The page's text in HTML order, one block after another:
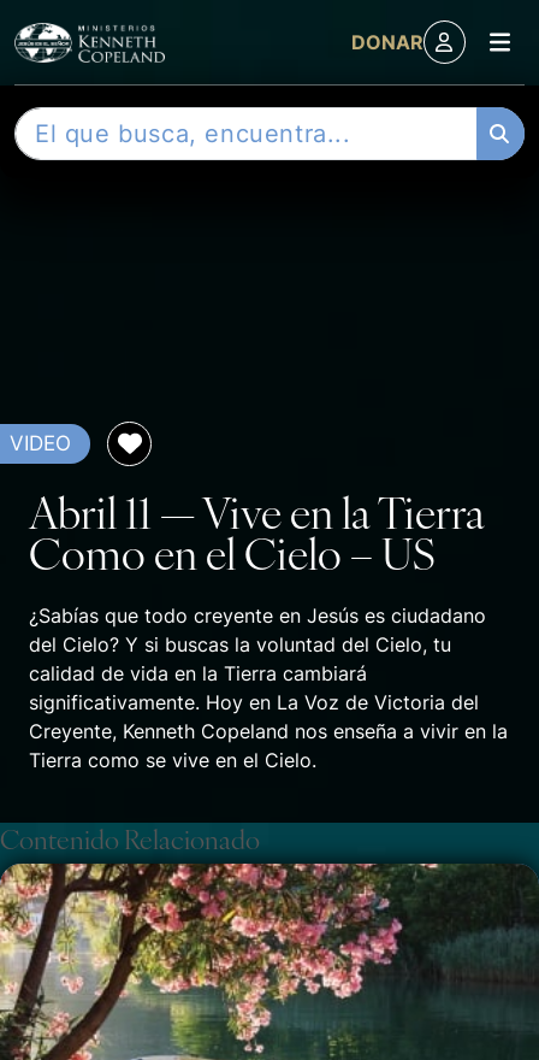
DONAR
B
u
VIDEO
Abril 11 — Vive en la Tierra
Como en el Cielo – US
¿Sabías que todo creyente en Jesús es ciudadano
del Cielo? Y si buscas la voluntad del Cielo, tu
calidad de vida en la Tierra cambiará
significativamente. Hoy en La Voz de Victoria del
Creyente, Kenneth Copeland nos enseña a vivir en la
Tierra como se vive en el Cielo.
Contenido Relacionado